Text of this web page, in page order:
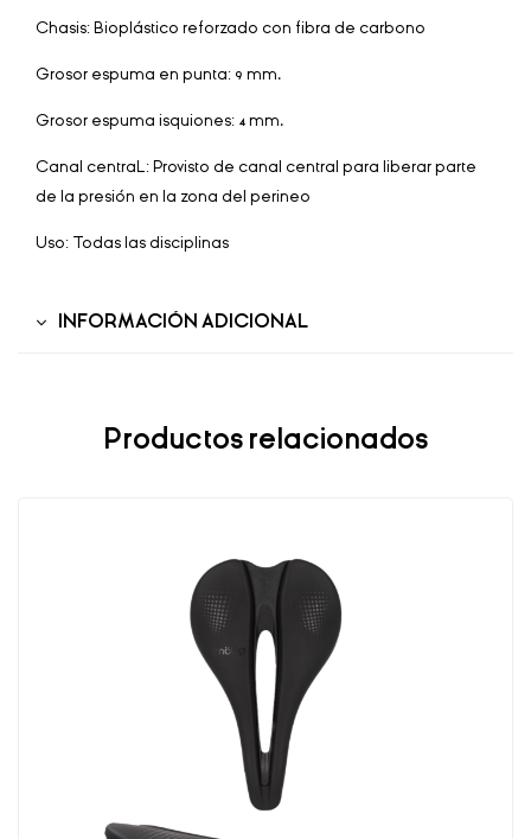
Chasis: Bioplástico reforzado con fibra de carbono
Grosor espuma en punta: 9 mm.
Grosor espuma isquiones: 4 mm.
Canal centraL: Provisto de canal central para liberar parte
de la presión en la zona del perineo
Uso: Todas las disciplinas
INFORMACIÓN ADICIONAL
Productos relacionados